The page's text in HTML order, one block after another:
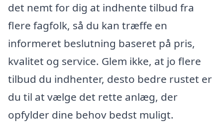
det nemt for dig at indhente tilbud fra
flere fagfolk, så du kan træffe en
informeret beslutning baseret på pris,
kvalitet og service. Glem ikke, at jo flere
tilbud du indhenter, desto bedre rustet er
du til at vælge det rette anlæg, der
opfylder dine behov bedst muligt.